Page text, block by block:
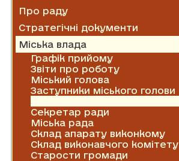
Про раду
Стратегічні документи
Міська влада
Графік прийому
Звіти про роботу
Міський голова
Заступники міського голови
Секретар ради
Міська рада
Склад апарату виконкому
Склад виконавчого комітету
Старости громади